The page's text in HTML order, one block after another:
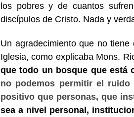
los pobres y de cuantos
discípulos de Cristo. Nada y
Un agradecimiento que no
Iglesia, como explicaba Mons.
que todo un bosque que está
no podemos permitir el
positivo que personas, que
sea a nivel personal,